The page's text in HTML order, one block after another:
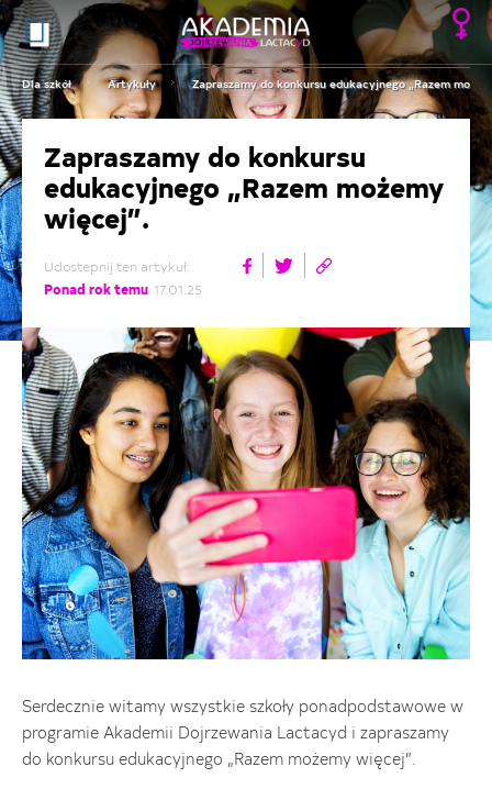
Dla szkół Artykuły Zapraszamy do konkursu edukacyjnego „Razem
Zapraszamy do konkursu
edukacyjnego „Razem możemy
więcej”.
Udostepnij ten artykuł:
Ponad rok temu 17.01.25
Serdecznie witamy wszystkie szkoły ponadpodstawowe w
programie Akademii Dojrzewania Lactacyd i zapraszamy
do konkursu edukacyjnego „Razem możemy więcej”.